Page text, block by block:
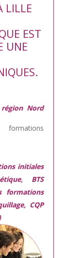
LILLE
EST
UNE
Nord
initiales
BTS
formations
CQP